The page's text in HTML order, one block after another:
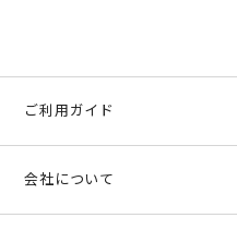
ご利用ガイド
会社について